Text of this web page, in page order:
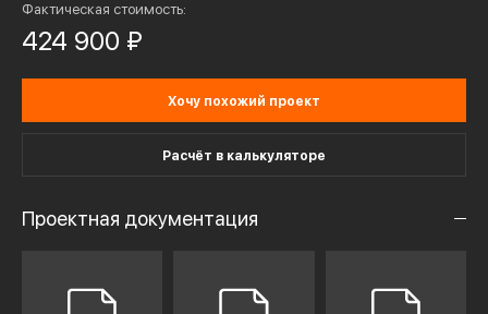
Фактическая стоимость:
424 900 ₽
Хочу похожий проект
Расчёт в калькуляторе
Проектная документация